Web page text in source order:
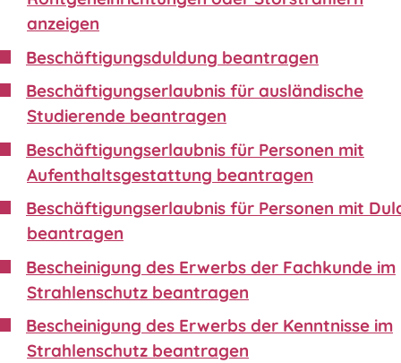
anzeigen
Beschäftigungsduldung beantragen
Beschäftigungserlaubnis für ausländische
Studierende beantragen
Beschäftigungserlaubnis für Personen mit
Aufenthaltsgestattung beantragen
Beschäftigungserlaubnis für Personen mit
beantragen
Bescheinigung des Erwerbs der Fachkunde im
Strahlenschutz beantragen
Bescheinigung des Erwerbs der Kenntnisse im
Strahlenschutz beantragen